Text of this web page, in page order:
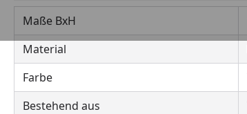
Maße BxH
Material
Farbe
Bestehend aus